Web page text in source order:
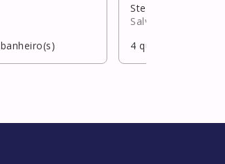
banheiro(s)
Stella maris
Salvador
4 quarto(s)